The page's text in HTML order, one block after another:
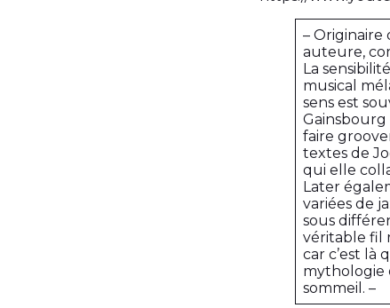
– Originaire
auteure,
La
musical
sens est
Gainsbourg
faire
textes de
qui elle
Later
variées de
sous
véritable fil
car c’est là
mythologie
sommeil. –